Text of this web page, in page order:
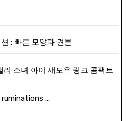
: 빠른 모양과 견본
리 소녀 아이 섀도우 링크 콤팩트
ruminations …